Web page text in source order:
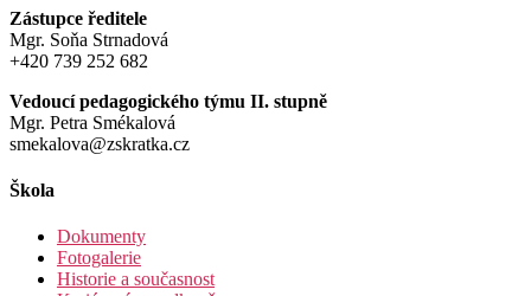
Zástupce ředitele
Mgr. Soňa Strnadová
+420 739 252 682
Vedoucí pedagogického týmu II. stupně
Mgr. Petra Smékalová
smekalova@zskratka.cz
Škola
Dokumenty
Fotogalerie
Historie a současnost